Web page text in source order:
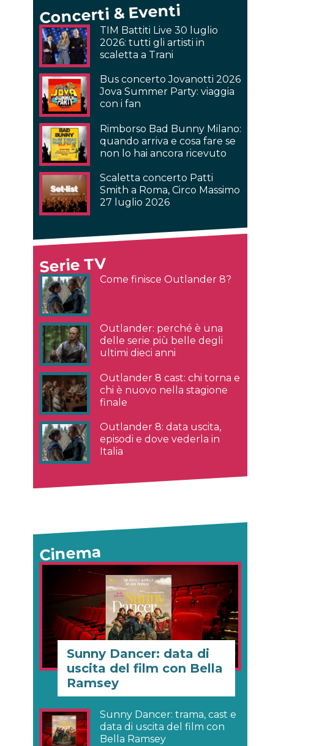
Concerti & Eventi
TIM Battiti Live 30 luglio
2026: tutti gli artisti in
scaletta a Trani
Bus concerto Jovanotti 2026
Jova Summer Party: viaggia
con i fan
Rimborso Bad Bunny Milano:
quando arriva e cosa fare se
non lo hai ancora ricevuto
Scaletta concerto Patti
Smith a Roma, Circo Massimo
27 luglio 2026
Serie TV
Come finisce Outlander 8?
Outlander: perché è una
delle serie più belle degli
ultimi dieci anni
Outlander 8 cast: chi torna e
chi è nuovo nella stagione
finale
Outlander 8: data uscita,
episodi e dove vederla in
Italia
Cinema
Sunny Dancer: data di
uscita del film con Bella
Ramsey
Sunny Dancer: trama, cast e
data di uscita del film con
Bella Ramsey